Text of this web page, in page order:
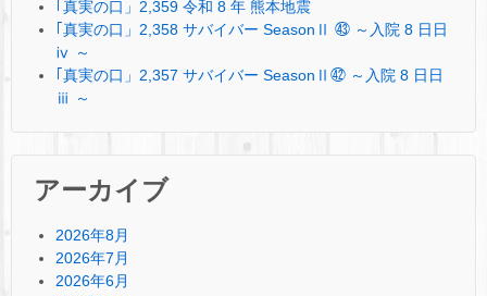
｢真実の口」2,359 令和 8 年 熊本地震
｢真実の口」2,358 サバイバー SeasonⅡ ㊸ ～入院 8 日日
ⅳ ～
｢真実の口」2,357 サバイバー SeasonⅡ㊷ ～入院 8 日日
ⅲ ～
アーカイブ
2026年8月
2026年7月
2026年6月